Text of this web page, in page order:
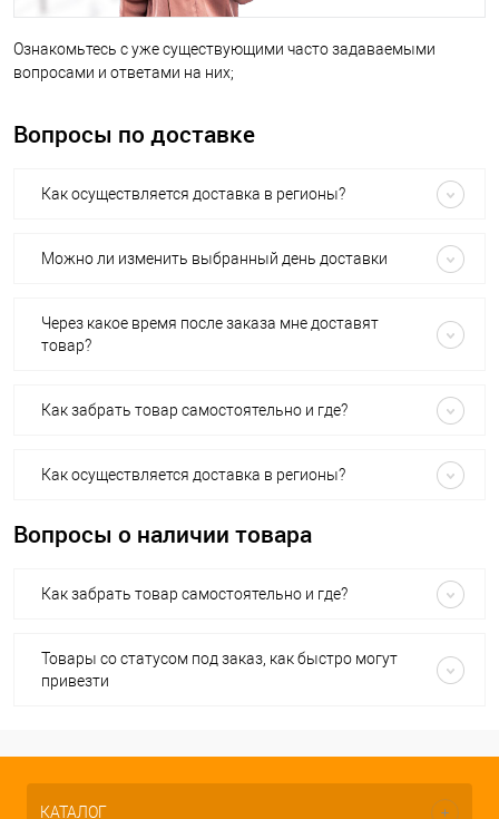
Ознакомьтесь с уже существующими часто задаваемыми
вопросами и ответами на них;
Вопросы по доставке
Как осуществляется доставка в регионы?
Можно ли изменить выбранный день доставки
Через какое время после заказа мне доставят
товар?
Как забрать товар самостоятельно и где?
Как осуществляется доставка в регионы?
Вопросы о наличии товара
Как забрать товар самостоятельно и где?
Товары со статусом под заказ, как быстро могут
привезти
КАТАЛОГ